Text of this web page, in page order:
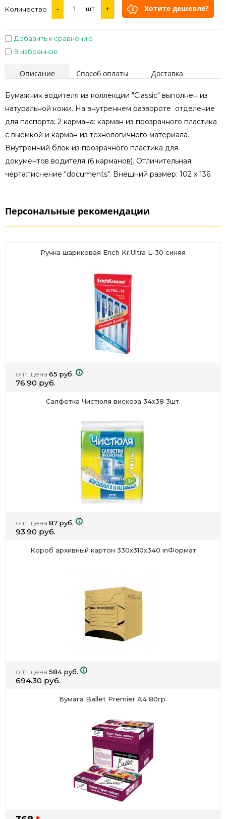
Количество - шт + Хотите дешевле?
Добавить к сравнению
В избранное
Описание Способ оплаты Доставка
Бумажник водителя из коллекции "Classic" выполнен из
натуральной кожи. На внутреннем развороте отделение
для паспорта; 2 кармана: карман из прозрачного пластика
с выемкой и карман из технологичного материала.
Внутренний блок из прозрачного пластика для
документов водителя (6 карманов). Отличительная
черта:тиснение "documents". Внешний размер: 102 х 136.
Персональные рекомендации
Ручка шариковая Erich Kr.Ultra L-30 синяя
опт. цена 65 руб.
76.90 руб.
Салфетка Чистюля вискоза 34х38 3шт.
опт. цена 87 руб.
93.90 руб.
Короб архивный картон 330х310х340 inФормат
опт. цена 584 руб.
694.30 руб.
Бумага Ballet Premier A4 80гр.